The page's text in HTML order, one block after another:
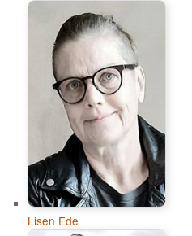
Lisen Ede